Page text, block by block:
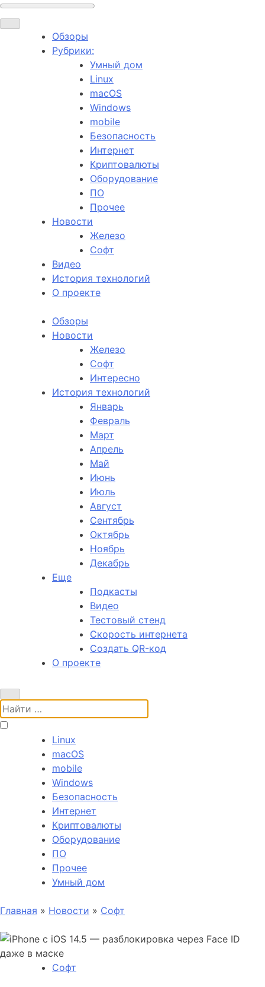
Обзоры
Рубрики:
Умный дом
Linux
macOS
Windows
mobile
Безопасность
Интернет
Криптовалюты
Оборудование
ПО
Прочее
Новости
Железо
Софт
Видео
История технологий
О проекте
Обзоры
Новости
Железо
Софт
Интересно
История технологий
Январь
Февраль
Март
Апрель
Май
Июнь
Июль
Август
Сентябрь
Октябрь
Ноябрь
Декабрь
Еще
Подкасты
Видео
Тестовый стенд
Скорость интернета
Создать QR-код
О проекте
Поиск:
Linux
macOS
mobile
Windows
Безопасность
Интернет
Криптовалюты
Оборудование
ПО
Прочее
Умный дом
Главная » Новости » Софт
Софт